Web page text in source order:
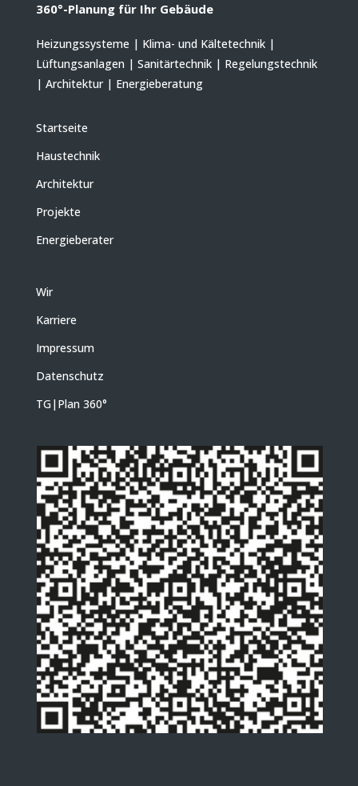
360°-Planung für Ihr Gebäude
Heizungssysteme | Klima- und Kältetechnik |
Lüftungsanlagen | Sanitärtechnik | Regelungstechnik
| Architektur | Energieberatung
Startseite
Haustechnik
Architektur
Projekte
Energieberater
Wir
Karriere
Impressum
Datenschutz
TG|Plan 360°